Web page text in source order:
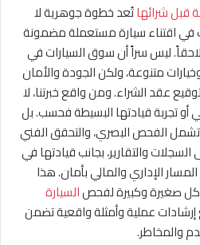
قبل شرائهاتُعد خطوة جوهرية لا
اقتناء سيارة مستعملة مضمونة
ليس سراً أن سوق السيارات في
متنوعة، ولكن الجودة والأمان
عقد الشراء. ومن واقع خبرتنا، لا
أو تجربة قيادتها البسيطة فحسب. بل
الفحص البصري، والتحقق الفني
السجلات والتقارير، بجانب قيادتها في
الإداري والمالي بأمان. هذا
كل صغيرة وكبيرة لفحصالسيارة
إرشادات عملية وأمثلة واقعية تضمن
والمخاطر.